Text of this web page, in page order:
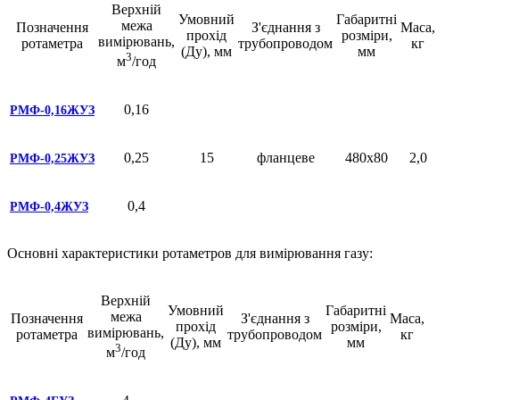
Позначення
ротаметра
Верхній
межа
вимірювань,
м3/год
Умовний
прохід
(Ду), мм
З'єднання з
трубопроводом
Габаритні
розміри,
мм
Маса,
кг
РМФ-0,16ЖУЗ 0,16
15 фланцеве 480х80 2,0
РМФ-0,25ЖУЗ 0,25
РМФ-0,4ЖУЗ 0,4
Основні характеристики ротаметров для вимірювання газу:
Позначення
ротаметра
Верхній
межа
вимірювань,
м3/год
Умовний
прохід
(Ду), мм
З'єднання з
трубопроводом
Габаритні
розміри,
мм
Маса,
кг